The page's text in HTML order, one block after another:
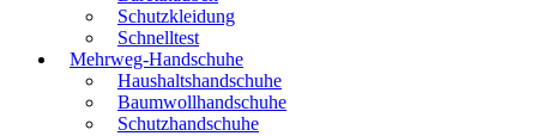
Schutzkleidung
Schnelltest
Mehrweg-Handschuhe
Haushaltshandschuhe
Baumwollhandschuhe
Schutzhandschuhe